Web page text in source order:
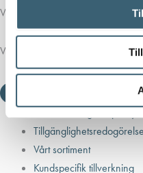
Vardagar 07.00 - 16.00
Viktiga länkar
Villkor & integritetspolicy
Tillgänglighetsredogörelse
Vårt sortiment
Kundspecifik tillverkning